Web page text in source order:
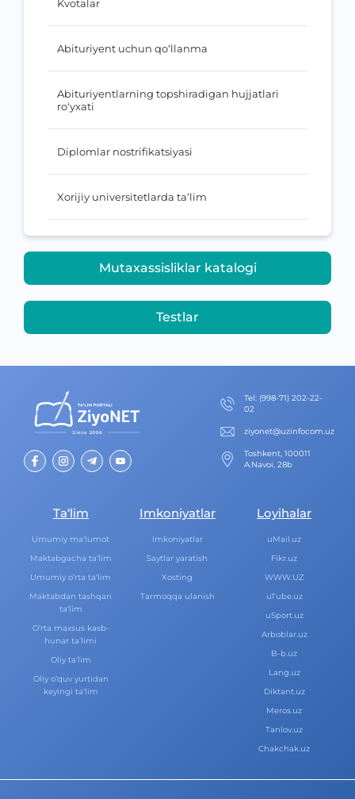
Kvotalar
Abituriyent uchun qo‘llanma
Abituriyentlarning topshiradigan hujjatlari
ro‘yxati
Diplomlar nostrifikatsiyasi
Xorijiy universitetlarda ta‘lim
Mutaxassisliklar katalogi
Testlar
Теl: (998-71) 202-22-
02
ziyonet@uzinfocom.uz
Toshkent, 100011
A.Navoi, 28b
Ta‘lim
Umumiy ma‘lumot
Maktabgacha ta‘lim
Umumiy o‘rta ta‘lim
Maktabdan tashqari
ta‘lim
O‘rta maxsus kasb-
hunar ta‘limi
Oliy ta‘lim
Oliy o‘quv yurtidan
keyingi ta‘lim
Imkoniyatlar
Imkoniyatlar
Saytlar yaratish
Xosting
Tarmoqqa ulanish
Loyihalar
uMail.uz
Fikr.uz
WWW.UZ
uTube.uz
uSport.uz
Arboblar.uz
B-b.uz
Lang.uz
Diktant.uz
Meros.uz
Tanlov.uz
Chakchak.uz